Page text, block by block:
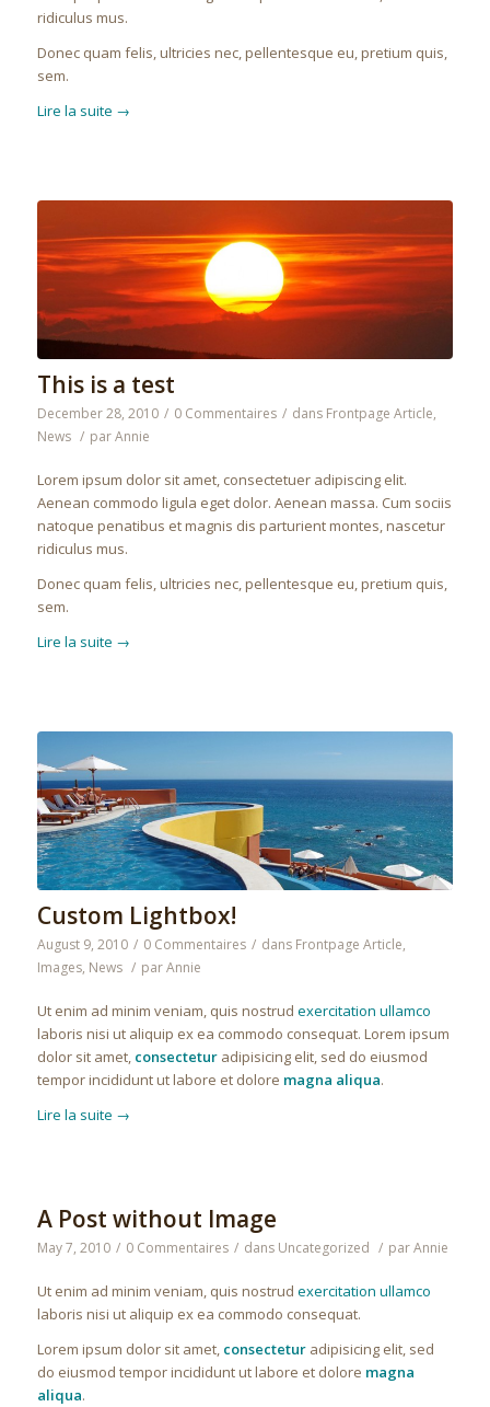
ridiculus mus.
Donec quam felis, ultricies nec, pellentesque eu, pretium quis,
sem.
Lire la suite →
This is a test
December 28, 2010 / 0 Commentaires / dans Frontpage Article,
News / parAnnie
Lorem ipsum dolor sit amet, consectetuer adipiscing elit.
Aenean commodo ligula eget dolor. Aenean massa. Cum sociis
natoque penatibus et magnis dis parturient montes, nascetur
ridiculus mus.
Donec quam felis, ultricies nec, pellentesque eu, pretium quis,
sem.
Lire la suite →
Custom Lightbox!
August 9, 2010 / 0 Commentaires / dans Frontpage Article,
Images, News / parAnnie
Ut enim ad minim veniam, quis nostrud exercitation ullamco
laboris nisi ut aliquip ex ea commodo consequat. Lorem ipsum
dolor sit amet, consecteturadipisicing elit, sed do eiusmod
tempor incididunt ut labore et dolore magna aliqua.
Lire la suite →
A Post without Image
May 7, 2010 / 0 Commentaires / dans Uncategorized / parAnnie
Ut enim ad minim veniam, quis nostrud exercitation ullamco
laboris nisi ut aliquip ex ea commodo consequat.
Lorem ipsum dolor sit amet, consecteturadipisicing elit, sed
do eiusmod tempor incididunt ut labore et dolore magna
aliqua.